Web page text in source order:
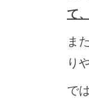
て
ま
り
で